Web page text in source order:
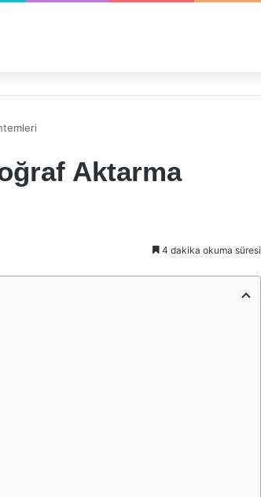
Aktarma
4 dakika okuma süresi